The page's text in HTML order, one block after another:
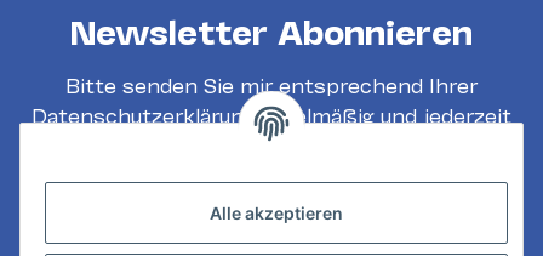
Newsletter Abonnieren
Bitte senden Sie mir entsprechend Ihrer
Datenschutzerklärungregelmäßig und jederzeit
widerruflich Informationen zu Ihrem
Alle akzeptieren